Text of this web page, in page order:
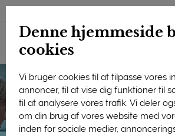
Denne hjemmeside
cookies
Vi bruger cookies til at tilpasse vores
annoncer, til at vise dig funktioner til
til at analysere vores trafik. Vi deler
om din brug af vores website med
inden for sociale medier,